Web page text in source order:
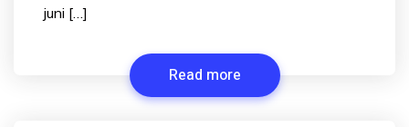
juni […]
Read more